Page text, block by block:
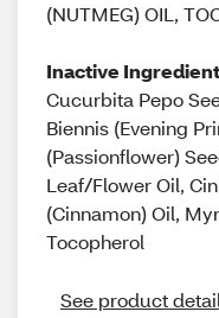
(NUTMEG) OIL,
Inactive
Cucurbita Pepo
Biennis (Evening
(Passionflower)
Leaf/Flower Oil,
(Cinnamon) Oil,
Tocopherol
See product